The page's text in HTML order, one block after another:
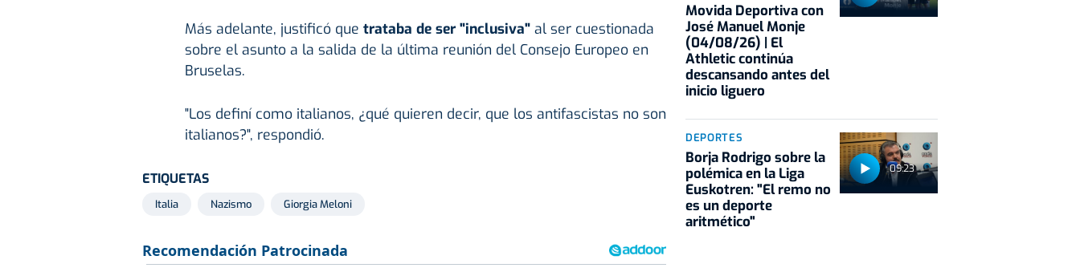
Más adelante, justificó que trataba de ser "inclusiva"al ser cuestionada
sobre el asunto a la salida de la última reunión del Consejo Europeo en
Bruselas.
"Los definí como italianos, ¿qué quieren decir, que los antifascistas no son
italianos?", respondió.
ETIQUETAS
Italia Nazismo Giorgia Meloni
Movida Deportiva con
José Manuel Monje
(04/08/26) | El
Athletic continúa
descansando antes del
inicio liguero
09:23
DEPORTES
Borja Rodrigo sobre la
polémica en la Liga
Euskotren: "El remo no
es un deporte
aritmético"